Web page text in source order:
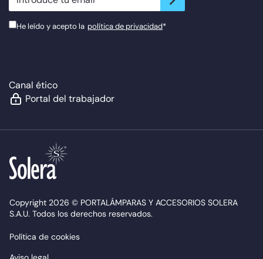
He leído y acepto la política de privacidad*
Canal ético
Portal del trabajador
Copyright 2026 © PORTALÁMPARAS Y ACCESORIOS SOLERA
S.A.U. Todos los derechos reservados.
Política de cookies